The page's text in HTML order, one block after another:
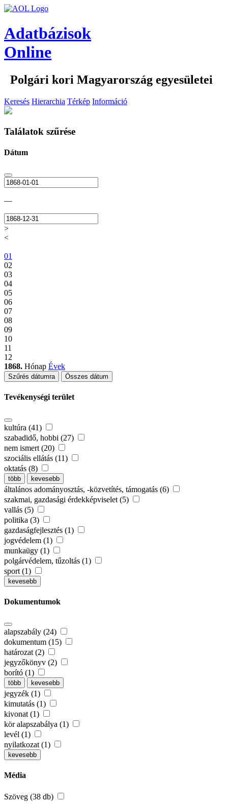
Adatbázisok
Online
Polgári kori Magyarország egyesületei
Keresés Hierarchia Térkép Információ
Találatok szűrése
Dátum
—
>
<
01
02
03
04
05
06
07
08
09
10
11
12
1868. Hónap Évek
Szűrés dátumra Összes dátum
Tevékenységi terület
kultúra (41)
szabadidő, hobbi (27)
nem ismert (20)
szociális ellátás (11)
oktatás (8)
több kevesebb
általános adományosztás, -közvetítés, támogatás (6)
szakmai, gazdasági érdekképviselet (5)
vallás (5)
politika (3)
gazdaságfejlesztés (1)
jogvédelem (1)
munkaügy (1)
polgárvédelem, tűzoltás (1)
sport (1)
kevesebb
Dokumentumok
alapszabály (24)
dokumentum (15)
határozat (2)
jegyzőkönyv (2)
borító (1)
több kevesebb
jegyzék (1)
kimutatás (1)
kivonat (1)
kör alapszabálya (1)
levél (1)
nyilatkozat (1)
kevesebb
Média
Szöveg (38 db)